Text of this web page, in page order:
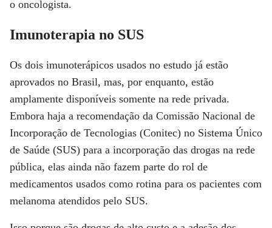
o oncologista.
Imunoterapia no SUS
Os dois imunoterápicos usados no estudo já estão
aprovados no Brasil, mas, por enquanto, estão
amplamente disponíveis somente na rede privada.
Embora haja a recomendação da Comissão Nacional de
Incorporação de Tecnologias (Conitec) no Sistema Único
de Saúde (SUS) para a incorporação das drogas na rede
pública, elas ainda não fazem parte do rol de
medicamentos usados como rotina para os pacientes com
melanoma atendidos pelo SUS.